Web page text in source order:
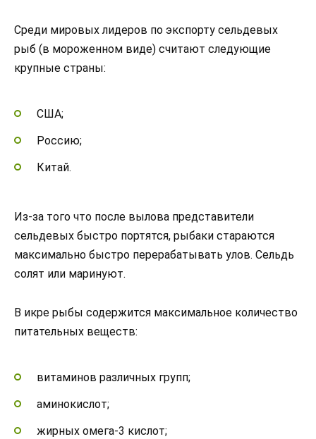
Среди мировых лидеров по экспорту сельдевых
рыб (в мороженном виде) считают следующие
крупные страны:
США;
Россию;
Китай.
Из-за того что после вылова представители
сельдевых быстро портятся, рыбаки стараются
максимально быстро перерабатывать улов. Сельдь
солят или маринуют.
В икре рыбы содержится максимальное количество
питательных веществ:
витаминов различных групп;
аминокислот;
жирных омега-3 кислот;